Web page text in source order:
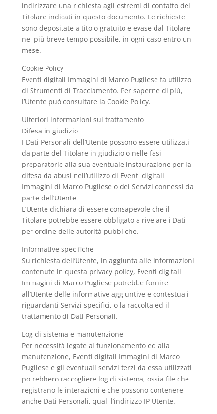
indirizzare una richiesta agli estremi di contatto del
Titolare indicati in questo documento. Le richieste
sono depositate a titolo gratuito e evase dal Titolare
nel più breve tempo possibile, in ogni caso entro un
mese.
Cookie Policy
Eventi digitali Immagini di Marco Pugliese fa utilizzo
di Strumenti di Tracciamento. Per saperne di più,
l’Utente può consultare la Cookie Policy.
Ulteriori informazioni sul trattamento
Difesa in giudizio
I Dati Personali dell’Utente possono essere utilizzati
da parte del Titolare in giudizio o nelle fasi
preparatorie alla sua eventuale instaurazione per la
difesa da abusi nell’utilizzo di Eventi digitali
Immagini di Marco Pugliese o dei Servizi connessi da
parte dell’Utente.
L’Utente dichiara di essere consapevole che il
Titolare potrebbe essere obbligato a rivelare i Dati
per ordine delle autorità pubbliche.
Informative specifiche
Su richiesta dell’Utente, in aggiunta alle informazioni
contenute in questa privacy policy, Eventi digitali
Immagini di Marco Pugliese potrebbe fornire
all’Utente delle informative aggiuntive e contestuali
riguardanti Servizi specifici, o la raccolta ed il
trattamento di Dati Personali.
Log di sistema e manutenzione
Per necessità legate al funzionamento ed alla
manutenzione, Eventi digitali Immagini di Marco
Pugliese e gli eventuali servizi terzi da essa utilizzati
potrebbero raccogliere log di sistema, ossia file che
registrano le interazioni e che possono contenere
anche Dati Personali, quali l’indirizzo IP Utente.